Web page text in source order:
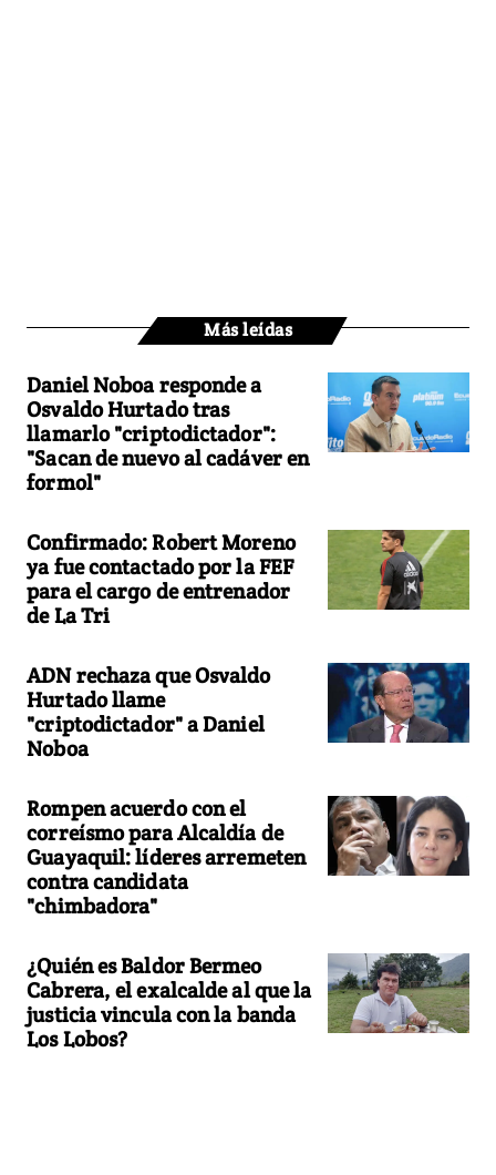
Más leídas
Daniel Noboa responde a
Osvaldo Hurtado tras
llamarlo "criptodictador":
"Sacan de nuevo al cadáver en
formol"
Confirmado: Robert Moreno
ya fue contactado por la FEF
para el cargo de entrenador
de La Tri
ADN rechaza que Osvaldo
Hurtado llame
"criptodictador" a Daniel
Noboa
Rompen acuerdo con el
correísmo para Alcaldía de
Guayaquil: líderes arremeten
contra candidata
"chimbadora"
¿Quién es Baldor Bermeo
Cabrera, el exalcalde al que la
justicia vincula con la banda
Los Lobos?